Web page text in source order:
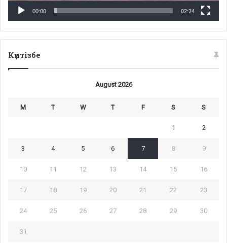
00:00 02:24
Күнтізбе
August 2026
M T W T F S S
1 2
3 4 5 6 7 8 9
10 11 12 13 14 15 16
17 18 19 20 21 22 23
24 25 26 27 28 29 30
31